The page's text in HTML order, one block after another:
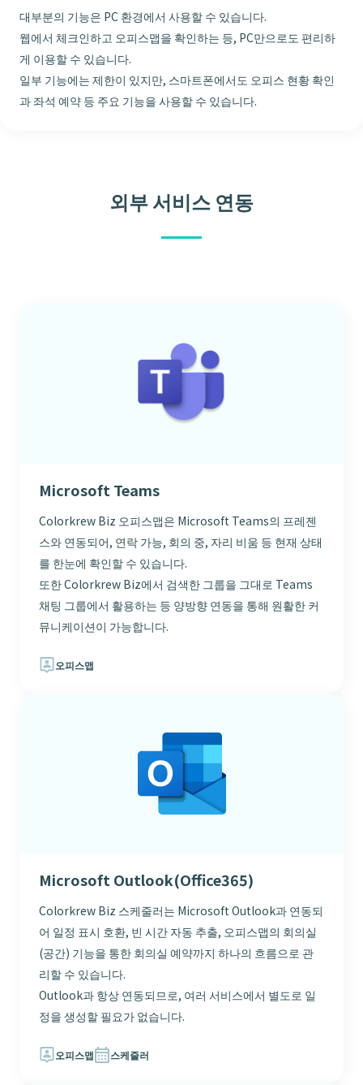
대부분의 기능은 PC 환경에서 사용할 수 있습니다.
웹에서 체크인하고 오피스맵을 확인하는 등, PC만으로도 편리하
게 이용할 수 있습니다.
일부 기능에는 제한이 있지만, 스마트폰에서도 오피스 현황 확인
과 좌석 예약 등 주요 기능을 사용할 수 있습니다.
외부 서비스 연동
Microsoft Teams
Colorkrew Biz 오피스맵은 Microsoft Teams의 프레젠
스와 연동되어, 연락 가능, 회의 중, 자리 비움 등 현재 상태
를 한눈에 확인할 수 있습니다.
또한 Colorkrew Biz에서 검색한 그룹을 그대로 Teams
채팅 그룹에서 활용하는 등 양방향 연동을 통해 원활한 커
뮤니케이션이 가능합니다.
오피스맵
Microsoft Outlook(Office365)
Colorkrew Biz 스케줄러는 Microsoft Outlook과 연동되
어 일정 표시 호환, 빈 시간 자동 추출, 오피스맵의 회의실
(공간) 기능을 통한 회의실 예약까지 하나의 흐름으로 관
리할 수 있습니다.
Outlook과 항상 연동되므로, 여러 서비스에서 별도로 일
정을 생성할 필요가 없습니다.
오피스맵 스케줄러